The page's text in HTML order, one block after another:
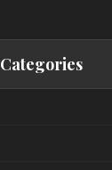
Categories